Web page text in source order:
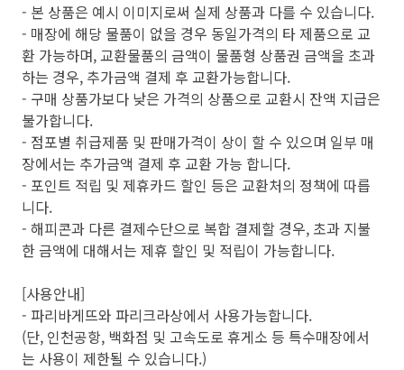
- 본 상품은 예시 이미지로써 실제 상품과 다를 수 있습니다.
- 매장에 해당 물품이 없을 경우 동일가격의 타 제품으로 교
환 가능하며, 교환물품의 금액이 물품형 상품권 금액을 초과
하는 경우, 추가금액 결제 후 교환가능합니다.
- 구매 상품가보다 낮은 가격의 상품으로 교환시 잔액 지급은
불가합니다.
- 점포별 취급제품 및 판매가격이 상이 할 수 있으며 일부 매
장에서는 추가금액 결제 후 교환 가능 합니다.
- 포인트 적립 및 제휴카드 할인 등은 교환처의 정책에 따릅
니다.
- 해피콘과 다른 결제수단으로 복합 결제할 경우, 초과 지불
한 금액에 대해서는 제휴 할인 및 적립이 가능합니다.
[사용안내]
- 파리바게뜨와 파리크라상에서 사용가능합니다.
(단, 인천공항, 백화점 및 고속도로 휴게소 등 특수매장에서
는 사용이 제한될 수 있습니다.)